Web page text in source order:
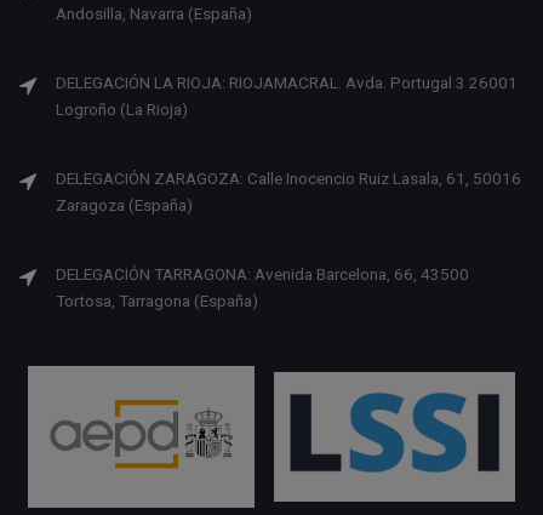
Andosilla, Navarra (España)
DELEGACIÓN LA RIOJA: RIOJAMACRAL. Avda. Portugal 3 26001
Logroño (La Rioja)
DELEGACIÓN ZARAGOZA: Calle Inocencio Ruiz Lasala, 61, 50016
Zaragoza (España)
DELEGACIÓN TARRAGONA: Avenida Barcelona, 66, 43500
Tortosa, Tarragona (España)